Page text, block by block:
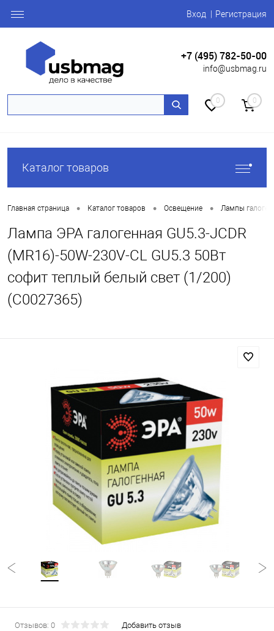
Вход Регистрация
+7 (495) 782-50-00
info@usbmag.ru
0 0
Каталог товаров
Главная страница • Каталог товаров • Освещение • Лампы
Лампа ЭРА галогенная GU5.3-JCDR
(MR16)-50W-230V-CL GU5.3 50Вт
софит теплый белый свет (1/200)
(C0027365)
Отзывов: 0
Добавить отзыв